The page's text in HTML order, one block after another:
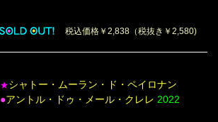
税込価格￥2,838（税抜き￥2,580)
★シャトー・ムーラン・ド・ペイロナン
●アントル・ドゥ・メール・クレレ 2022